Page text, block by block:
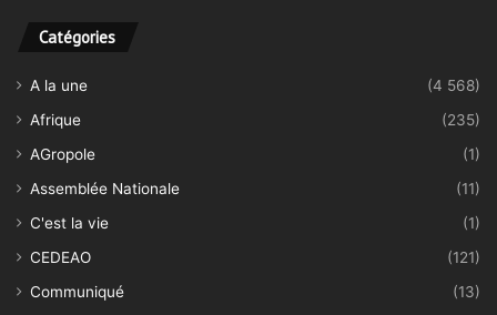
Catégories
A la une
(4 568)
Afrique
(235)
AGropole
(1)
Assemblée Nationale
(11)
C'est la vie
(1)
CEDEAO
(121)
Communiqué
(13)